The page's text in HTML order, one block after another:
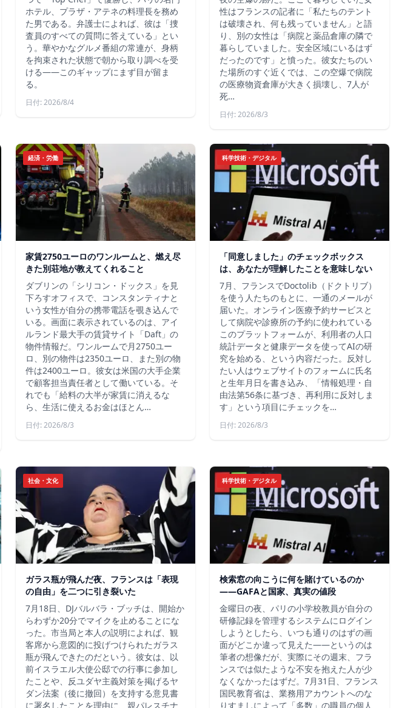
ホテル、プラザ・アテネの料理長を務め
た男である。弁護士によれば、彼は「捜
査員のすべての質問に答えている」とい
う。華やかなグルメ番組の常連が、身柄
を拘束された状態で朝から取り調べを受
ける――このギャップにまず目が留ま
る。
日付: 2026/8/4
性はフランスの記者に「私たちのテント
は破壊され、何も残っていません」と語
り、別の女性は「病院と薬品倉庫の隣で
暮らしていました。安全区域にいるはず
だったのです」と憤った。彼女たちのい
た場所のすぐ近くでは、この空爆で病院
の医療物資倉庫が大きく損壊し、7人が
死…
日付: 2026/8/3
経済・労働
家賃2750ユーロのワンルームと、燃え尽
きた別荘地が教えてくれること
ダブリンの「シリコン・ドックス」を見
下ろすオフィスで、コンスタンティナと
いう女性が自分の携帯電話を覗き込んで
いる。画面に表示されているのは、アイ
ルランド最大手の賃貸サイト「Daft」の
物件情報だ。ワンルームで月2750ユー
ロ、別の物件は2350ユーロ、また別の物
件は2400ユーロ。彼女は米国の大手企業
で顧客担当責任者として働いている。そ
れでも「給料の大半が家賃に消えるな
ら、生活に使えるお金はほとん…
日付: 2026/8/3
科学技術・デジタル
「同意しました」のチェックボックス
は、あなたが理解したことを意味しない
7月、フランスでDoctolib（ドクトリブ）
を使う人たちのもとに、一通のメールが
届いた。オンライン医療予約サービスと
して病院や診療所の予約に使われている
このプラットフォームが、利用者の人口
統計データと健康データを使ってAIの研
究を始める、という内容だった。反対し
たい人はウェブサイトのフォームに氏名
と生年月日を書き込み、「情報処理・自
由法第56条に基づき、再利用に反対しま
す」という項目にチェックを…
日付: 2026/8/3
社会・文化
ガラス瓶が飛んだ夜、フランスは「表現
の自由」を二つに引き裂いた
7月18日、DJバルバラ・ブッチは、開始か
らわずか20分でマイクを止めることにな
った。市当局と本人の説明によれば、観
客席から意図的に投げつけられたガラス
瓶が飛んできたのだという。彼女は、以
前イスラエル大使公邸での行事に参加し
たことや、反ユダヤ主義対策を掲げるヤ
ダン法案（後に撤回）を支持する意見書
に署名したことを理由に、親パレスチナ
科学技術・デジタル
検索窓の向こうに何を賭けているのか
——GAFAと国家、真実の値段
金曜日の夜、パリの小学校教員が自分の
研修記録を管理するシステムにログイン
しようとしたら、いつも通りのはずの画
面がどこか違って見えた——というのは
筆者の想像だが、実際にその週末、フラ
ンスでは似たような不安を抱えた人が少
なくなかったはずだ。7月31日、フランス
国民教育省は、業務用アカウントへのな
りすましによって「多数」の職員の個人